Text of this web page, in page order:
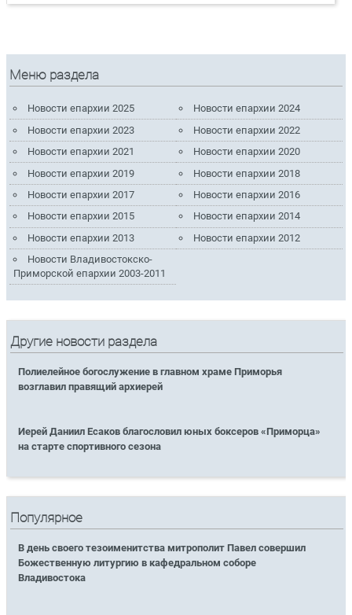
Меню раздела
Новости епархии 2025
Новости епархии 2024
Новости епархии 2023
Новости епархии 2022
Новости епархии 2021
Новости епархии 2020
Новости епархии 2019
Новости епархии 2018
Новости епархии 2017
Новости епархии 2016
Новости епархии 2015
Новости епархии 2014
Новости епархии 2013
Новости епархии 2012
Новости Владивостокско-
Приморской епархии 2003-2011
Другие новости раздела
Полиелейное богослужение в главном храме Приморья
возглавил правящий архиерей
Иерей Даниил Есаков благословил юных боксеров «Приморца»
на старте спортивного сезона
Популярное
В день своего тезоименитства митрополит Павел совершил
Божественную литургию в кафедральном соборе
Владивостока